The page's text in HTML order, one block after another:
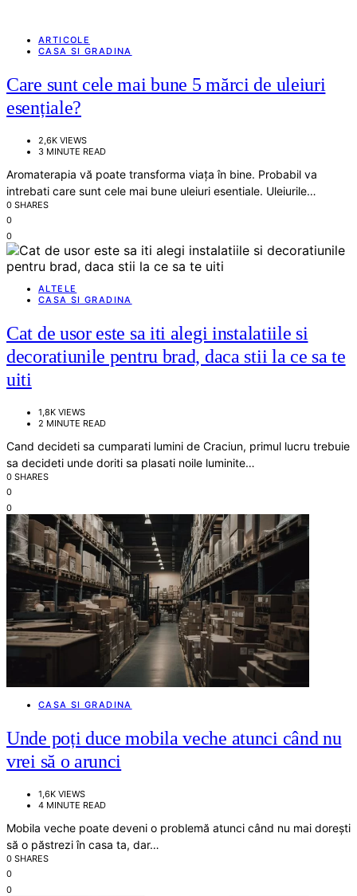
ARTICOLE
CASA SI GRADINA
Care sunt cele mai bune 5 mărci de uleiuri
esențiale?
2,6K VIEWS
3 MINUTE READ
Aromaterapia vă poate transforma viața în bine. Probabil va
intrebati care sunt cele mai bune uleiuri esentiale. Uleiurile…
0 SHARES
0
0
ALTELE
CASA SI GRADINA
Cat de usor este sa iti alegi instalatiile si
decoratiunile pentru brad, daca stii la ce sa te
uiti
1,8K VIEWS
2 MINUTE READ
Cand decideti sa cumparati lumini de Craciun, primul lucru trebuie
sa decideti unde doriti sa plasati noile luminite…
0 SHARES
0
0
CASA SI GRADINA
Unde poți duce mobila veche atunci când nu
vrei să o arunci
1,6K VIEWS
4 MINUTE READ
Mobila veche poate deveni o problemă atunci când nu mai dorești
să o păstrezi în casa ta, dar…
0 SHARES
0
0